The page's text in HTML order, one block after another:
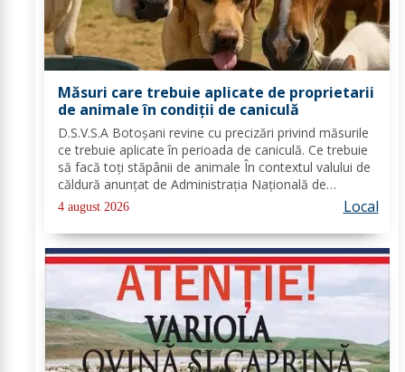
Măsuri care trebuie aplicate de proprietarii
de animale în condiții de caniculă
D.S.V.S.A Botoșani revine cu precizări privind măsurile
ce trebuie aplicate în perioada de caniculă. Ce trebuie
să facă toți stăpânii de animale În contextul valului de
căldură anunțat de Administrația Națională de
Meteorologie, Direcția Sanitară Veterinară și pentru
Siguranța Alimentelor Botoșani...
4 august 2026 Local